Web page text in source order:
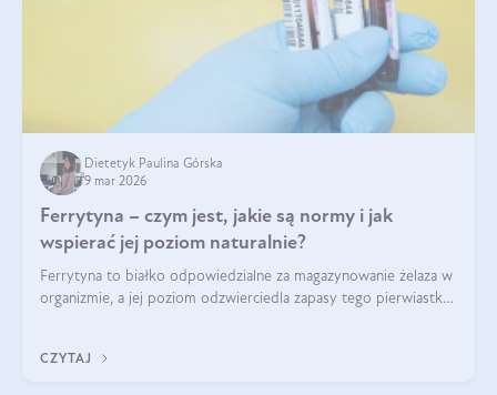
Dietetyk Paulina Górska
9 mar 2026
Ferrytyna – czym jest, jakie są normy i jak
wspierać jej poziom naturalnie?
Ferrytyna to białko odpowiedzialne za magazynowanie żelaza w
organizmie, a jej poziom odzwierciedla zapasy tego pierwiastka.
funkcjonowanie (
CZYTAJ